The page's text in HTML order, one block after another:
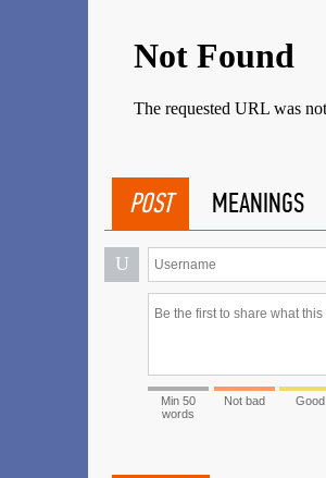
POST MEANINGS
U
Min 50
words
Not bad Good